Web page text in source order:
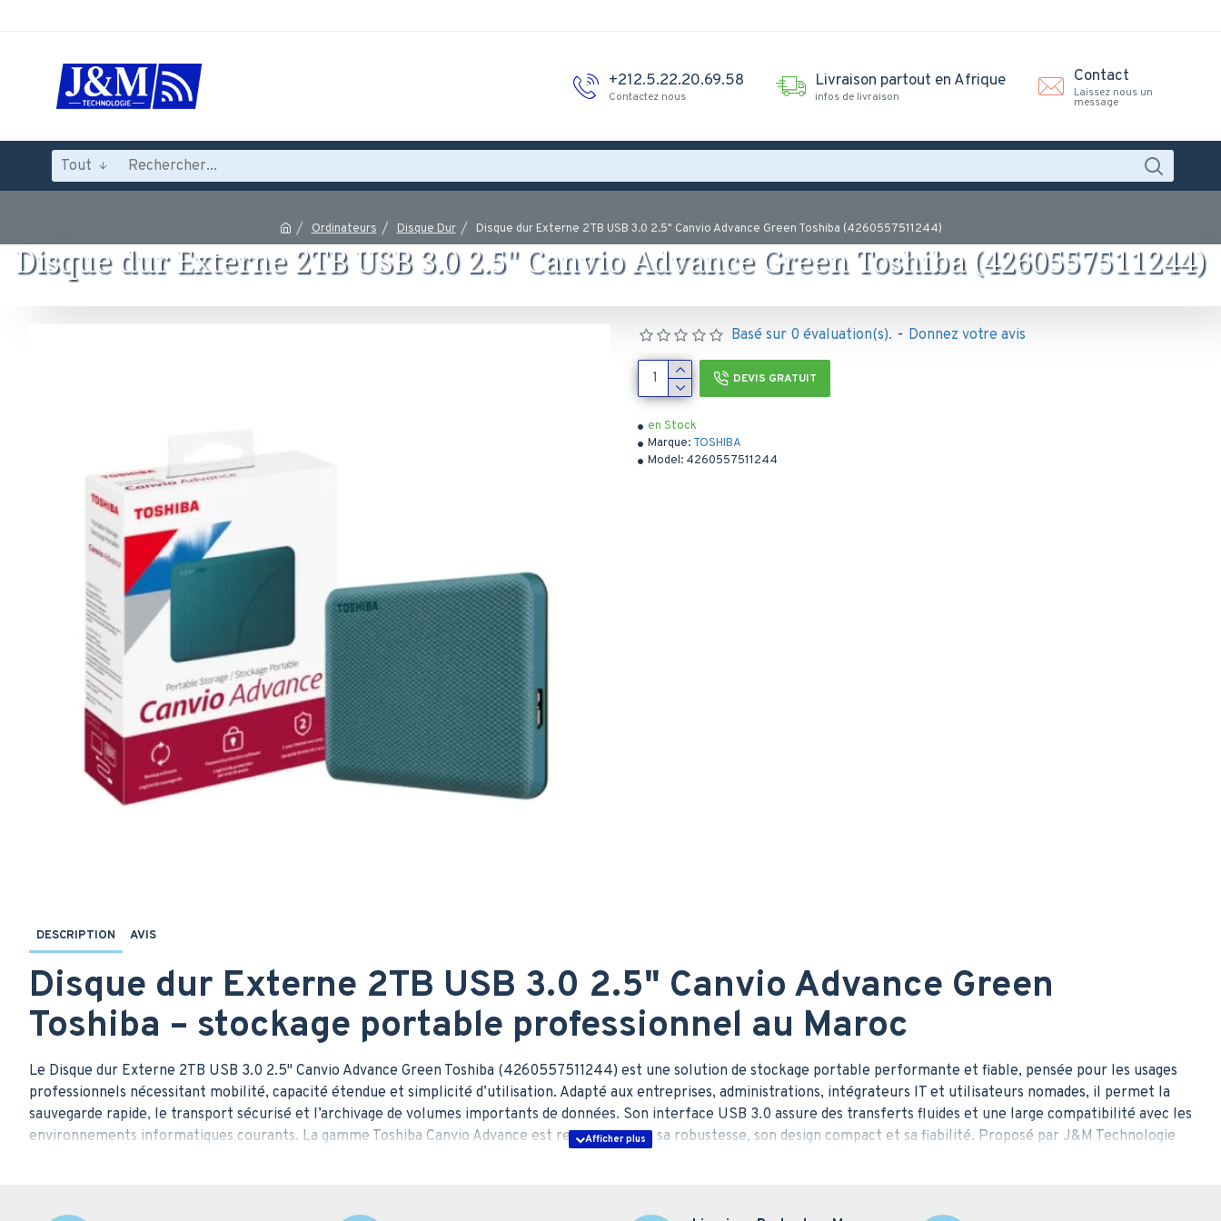
+212.5.22.20.69.58
Contactez nous
Livraison partout en Afrique
infos de livraison
Contact
Laissez nous un
message
Tout
Ordinateurs Disque Dur Disque dur Externe 2TB USB 3.0 2.5" Canvio Advance Green Toshiba (4260557511244)
Disque dur Externe 2TB USB 3.0 2.5" Canvio Advance Green Toshiba (4260557511244)
en Stock
Marque: TOSHIBA
Model: 4260557511244
Basé sur 0 évaluation(s). - Donnez votre avis
DEVIS GRATUIT
DESCRIPTION AVIS
Disque dur Externe 2TB USB 3.0 2.5" Canvio Advance Green
Toshiba – stockage portable professionnel au Maroc
Le Disque dur Externe 2TB USB 3.0 2.5" Canvio Advance Green Toshiba (4260557511244) est une solution de stockage portable performante et fiable, pensée pour les usages
professionnels nécessitant mobilité, capacité étendue et simplicité d’utilisation. Adapté aux entreprises, administrations, intégrateurs IT et utilisateurs nomades, il permet la
sauvegarde rapide, le transport sécurisé et l’archivage de volumes importants de données. Son interface USB 3.0 assure des transferts fluides et une large compatibilité avec les
environnements informatiques courants. La gamme Toshiba Canvio Advance est reconnue pour sa robustesse, son design compact et sa fiabilité. Proposé par J&M Technologie
Caractéristiques techniques du disque dur externe Toshiba Canvio